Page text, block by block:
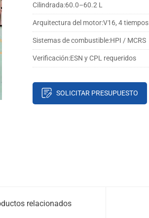
Cilindrada:60.0–60.2 L
Arquitectura del motor:V16, 4 tiempos
Sistemas de combustible:HPI / MCRS
Verificación:ESN y CPL requeridos
SOLICITAR PRESUPUESTO
relacionados